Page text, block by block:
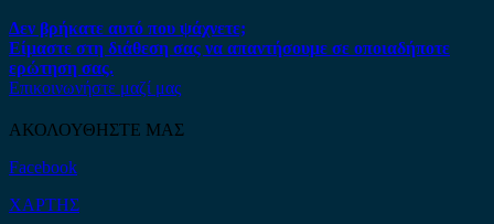
Δεν βρήκατε αυτό που ψάχνετε;
Είμαστε στη διάθεση σας να απαντήσουμε σε οποιαδήποτε
ερώτηση σας.
Επικοινωνήστε μαζί μας
ΑΚΟΛΟΥΘΗΣΤΕ ΜΑΣ
Facebook
ΧΑΡΤΗΣ